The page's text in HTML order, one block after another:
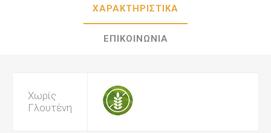
ΧΑΡΑΚΤΗΡΙΣΤΙΚΑ
ΕΠΙΚΟΙΝΩΝΙΑ
Χωρίς
Γλουτένη